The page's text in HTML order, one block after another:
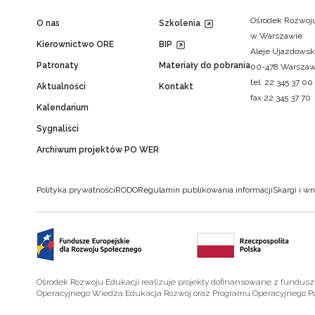
O nas
Kierownictwo ORE
Patronaty
Aktualności
Kalendarium
Sygnaliści
Archiwum projektów PO WER
Szkolenia
BIP
Materiały do pobrania
Kontakt
Ośrodek
w Warszawie
Aleje
00-478
tel. 22 345 37 00
fax 22 345 37 70
Polityka prywatnościRODORegulamin publikowania informacjiSkargi i
Ośrodek Rozwoju Edukacji realizuje projekty dofinansowane z
Operacyjnego Wiedza Edukacja Rozwój oraz Programu Operacyjnego